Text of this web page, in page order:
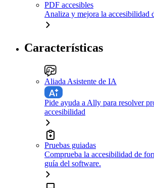
PDF accesibles
Analiza y mejora la accesibilidad
Características
Aliada Asistente de IA
Pide ayuda a Ally para resolver
accesibilidad
Pruebas guiadas
Comprueba la accesibilidad de
guía del software.